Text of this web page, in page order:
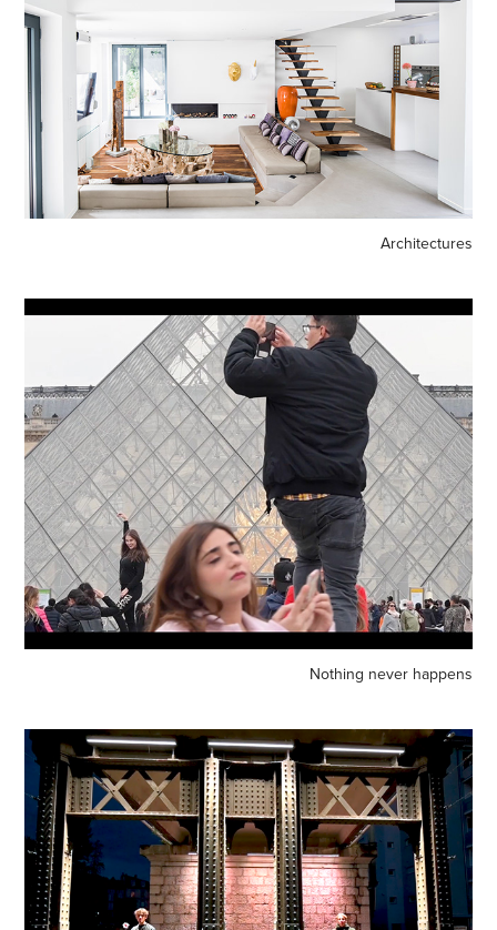
Architectures
Nothing never happens